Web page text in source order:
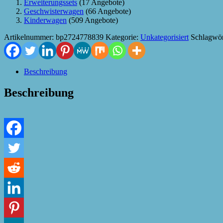
Erweiterungssets (17 Angebote)
Geschwisterwagen (66 Angebote)
Kinderwagen (509 Angebote)
Artikelnummer: bp2724778839 Kategorie: Unkategorisiert
Beschreibung
Beschreibung